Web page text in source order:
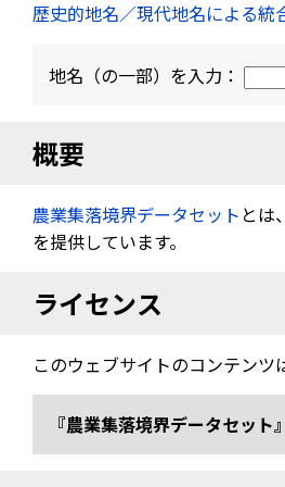
歴史的地名／現代地名による統
地名（の一部）を入力：
概要
農業集落境界データセット とは
を提供しています。
ライセンス
このウェブサイトのコンテンツ
『農業集落境界データセッ